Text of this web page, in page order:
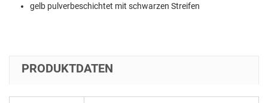
gelb pulverbeschichtet mit schwarzen Streifen
PRODUKTDATEN